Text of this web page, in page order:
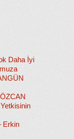
Daha İyi
Erkin